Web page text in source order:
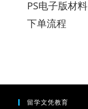
PS电子版材料
下单流程
留学文凭教育